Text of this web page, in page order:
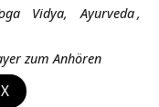
Vidya,Ayurveda,
zum Anhören